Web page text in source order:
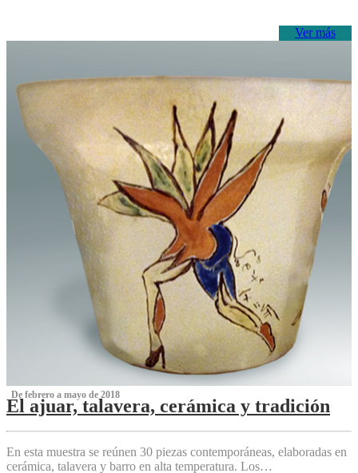
Ver más
‌ De febrero a mayo de 2018
El ajuar, talavera, cerámica y tradición
‌
En esta muestra se reúnen 30 piezas contemporáneas, elaboradas en
cerámica, talavera y barro en alta temperatura. Los…